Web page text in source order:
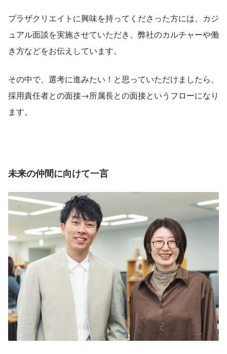
プラザクリエイトに興味を持ってくださった方には、カジ
ュアル面談を実施させていただき、弊社のカルチャーや働
き方などをお伝えしています。
その中で、選考に進みたい！と思っていただけましたら、
採用責任者との面接→所属長との面接というフローになり
ます。
未来の仲間に向けて一言